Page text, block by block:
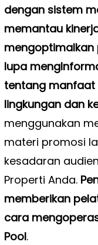
dengan sistem
memantau
mengoptimalkan
lupa
tentang manfaat
lingkungan dan
menggunakan
materi promosi
kesadaran
Properti Anda.
memberikan
cara
Pool.